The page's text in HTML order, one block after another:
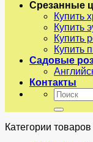
Срезанные
Купить
Купить
Купить
Купить
Садовые
Контакты
Искать:
Категории товаров